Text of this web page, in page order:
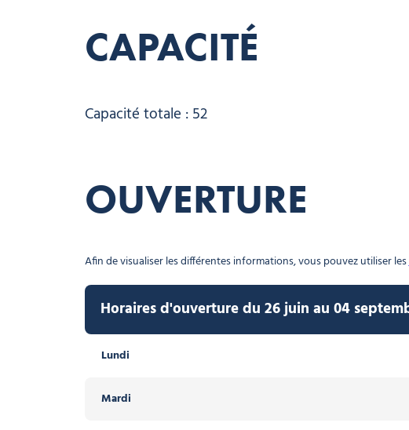
CAPACITÉ
Capacité totale : 52
OUVERTURE
Afin de visualiser les différentes informations, vous pouvez utiliser les
Horaires d'ouverture du 26 juin au 04
Lundi
Mardi
Horaires d'ouverture du 18 décembre 2026 au
Lundi
Mardi